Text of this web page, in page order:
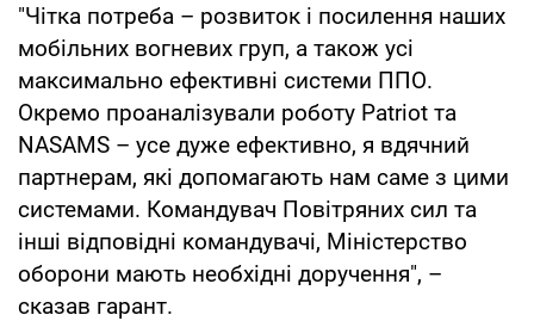
"Чітка потреба – розвиток і посилення наших
мобільних вогневих груп, а також усі
максимально ефективні системи ППО.
Окремо проаналізували роботу Patriot та
NASAMS – усе дуже ефективно, я вдячний
партнерам, які допомагають нам саме з цими
системами. Командувач Повітряних сил та
інші відповідні командувачі, Міністерство
оборони мають необхідні доручення", –
сказав гарант.